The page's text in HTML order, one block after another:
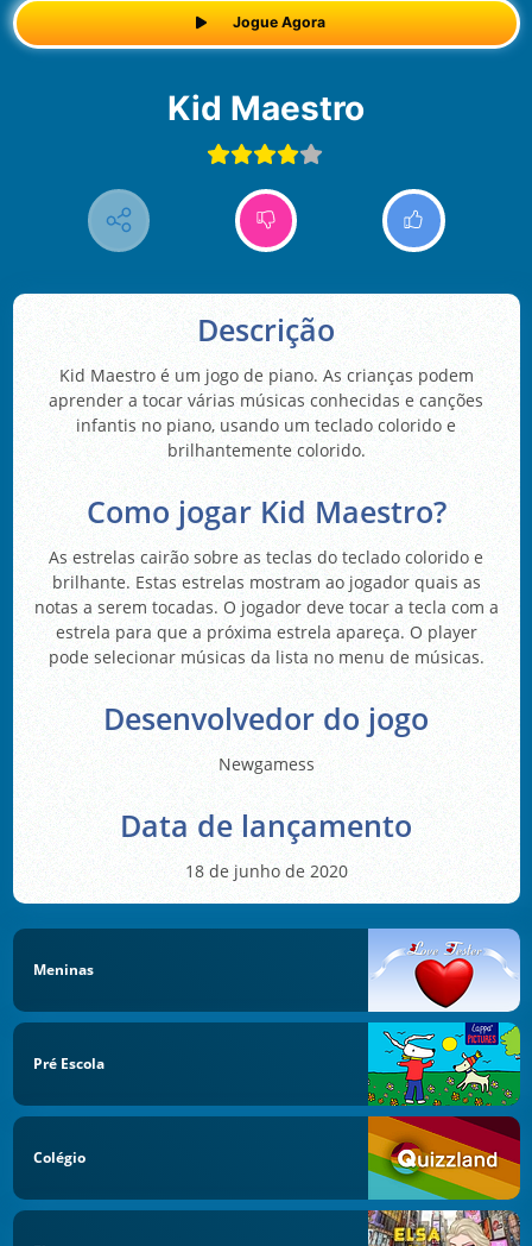
Jogue Agora
Kid Maestro
Descrição
Kid Maestro é um jogo de piano. As crianças podem
aprender a tocar várias músicas conhecidas e canções
infantis no piano, usando um teclado colorido e
brilhantemente colorido.
Como jogar Kid Maestro?
As estrelas cairão sobre as teclas do teclado colorido e
brilhante. Estas estrelas mostram ao jogador quais as
notas a serem tocadas. O jogador deve tocar a tecla com a
estrela para que a próxima estrela apareça. O player
pode selecionar músicas da lista no menu de músicas.
Desenvolvedor do jogo
Newgamess
Data de lançamento
18 de junho de 2020
Meninas
Pré Escola
Colégio